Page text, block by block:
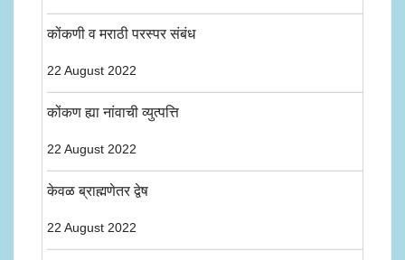
कोंकणी व मराठी परस्पर संबंध
22 August 2022
कोंकण ह्या नांवाची व्युत्पत्ति
22 August 2022
केवळ ब्राह्मणेतर द्वेष
22 August 2022